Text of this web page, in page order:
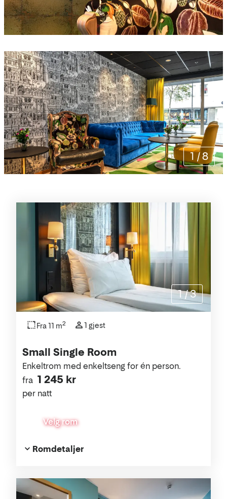
1 /8
Rommene
Small Single Room
fra 1 245 kr
per natt
Enkeltrom med enkeltseng for én person.
Velg rom
Fra 11 m2 1 gjest
Romdetaljer
1 /3